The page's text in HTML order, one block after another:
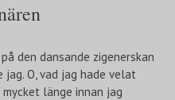
den dansande zigenerskan
O, vad jag hade velat
länge innan jag